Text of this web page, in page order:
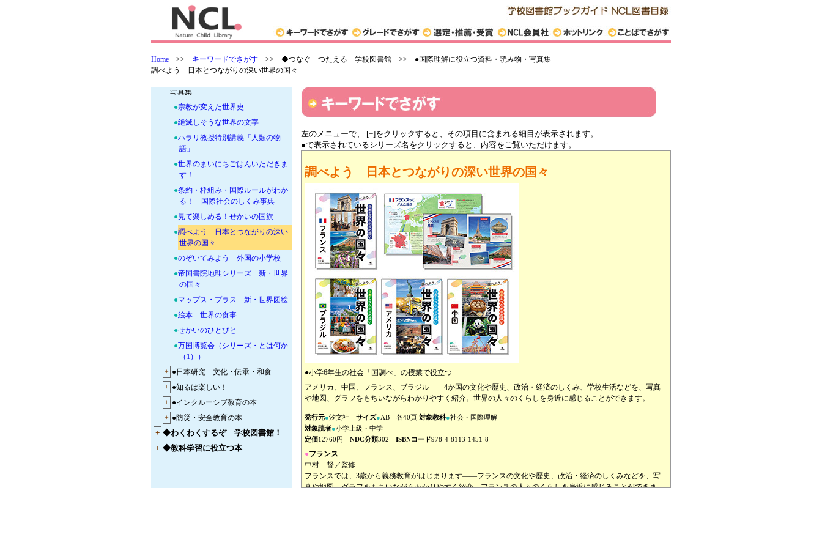
Home >> キーワードでさがす >> ◆つなぐ つたえる 学校図書館 >> ●国際理解に役立つ資料・読み物・写真集
調べよう 日本とつながりの深い世界の国々
◆つなぐ つたえる 学校図書館
●戦争はいやだ 平和学習の本
+ ●SDGs 環境・持続可能・産業の本
●SDGs 人権・ジェンダー・多様性
の本
写真集
●宗教が変えた世界史
●絶滅しそうな世界の文字
●ハラリ教授特別講義「人類の物
語」
●世界のまいにちごはんいただきま
す！
●条約・枠組み・国際ルールがわか
る！ 国際社会のしくみ事典
●見て楽しめる！せかいの国旗
●調べよう 日本とつながりの深い
世界の国々
●のぞいてみよう 外国の小学校
●帝国書院地理シリーズ 新・世界
の国々
●マップス・プラス 新・世界図絵
●絵本 世界の食事
●せかいのひとびと
●万国博覧会（シリーズ・とは何か
（1））
+ ●日本研究 文化・伝承・和食
+ ●知るは楽しい！
+ ●インクルーシブ教育の本
+ ●防災・安全教育の本
+ ◆わくわくするぞ 学校図書館！
+ ◆教科学習に役立つ本
左のメニューで、 [+]をクリックすると、その項目に含まれる細目が表示されます。
●で表示されているシリーズ名をクリックすると、内容をご覧いただけます。
調べよう 日本とつながりの深い世界の国々
●小学6年生の社会「国調べ」の授業で役立つ
アメリカ、中国、フランス、ブラジル——4か国の文化や歴史、政治・経済のしくみ、学校生活などを、写真
や地図、グラフをもちいながらわかりやすく紹介。世界の人々のくらしを身近に感じることができます。
発行元●汐文社 サイズ●AB 各40頁 対象教科●社会・国際理解
対象読者●小学上級・中学
定価12760円 NDC分類302 ISBNコード978-4-8113-1451-8
●フランス
中村 督／監修
フランスでは、3歳から義務教育がはじまります——フランスの文化や歴史、政治・経済のしくみなどを、写
真や地図、グラフをもちいながらわかりやすく紹介。フランスの人々のくらしを身近に感じることができま